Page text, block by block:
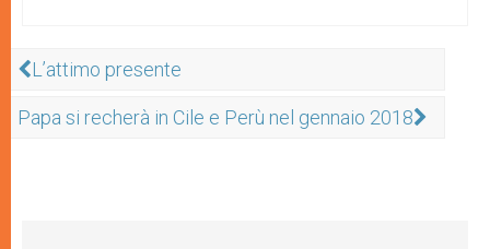
L’attimo presente
Papa si recherà in Cile e Perù nel gennaio 2018